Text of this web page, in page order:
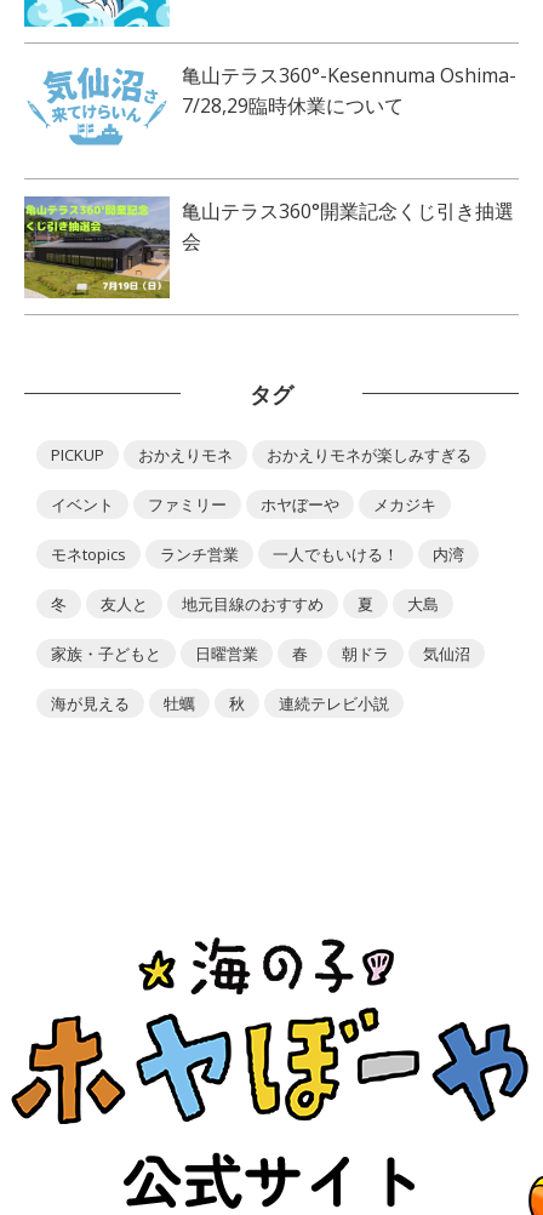
亀山テラス360°-Kesennuma Oshima-
7/28,29臨時休業について
亀山テラス360°開業記念くじ引き抽選
会
タグ
PICKUP おかえりモネ おかえりモネが楽しみすぎる
イベント ファミリー ホヤぼーや メカジキ
モネtopics ランチ営業 一人でもいける！ 内湾
冬 友人と 地元目線のおすすめ 夏 大島
家族・子どもと 日曜営業 春 朝ドラ 気仙沼
海が見える 牡蠣 秋 連続テレビ小説